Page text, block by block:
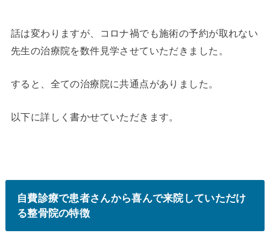
話は変わりますが、コロナ禍でも施術の予約が取れない
先生の治療院を数件見学させていただきました。
すると、全ての治療院に共通点がありました。
以下に詳しく書かせていただきます。
自費診療で患者さんから喜んで来院していただけ
る整骨院の特徴